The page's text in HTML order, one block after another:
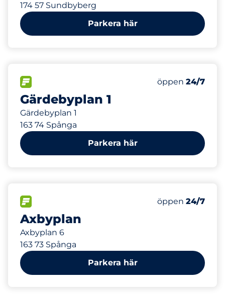
174 57 Sundbyberg
Parkera här
Gärdebyplan 1
Gärdebyplan 1
163 74 Spånga
Antal
Totalt antal
Fredag
öppen 24/7
560 m
Parkera här
Axbyplan
Axbyplan 6
163 73 Spånga
Antal
Totalt antal
Fredag
öppen 24/7
737 m
Parkera här